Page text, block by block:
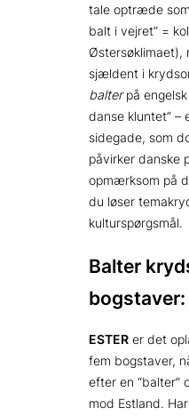
tale optræde
balt i vejret” =
Østersøklimaet),
sjældent i
balterpå
danse kluntet” –
sidegade, som
påvirker danske
opmærksom på
du løser
kulturspørgsmål.
Balter
bogstaver:
ESTER er det
fem bogstaver,
efter en “balter”
mod Estland.